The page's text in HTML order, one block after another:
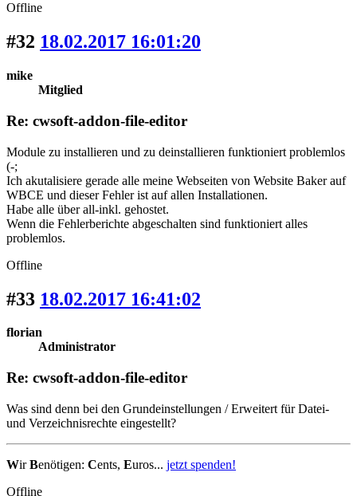
Offline
#32 18.02.2017 16:01:20
mike
Mitglied
Re: cwsoft-addon-file-editor
Module zu installieren und zu deinstallieren funktioniert problemlos
(-;
Ich akutalisiere gerade alle meine Webseiten von Website Baker auf
WBCE und dieser Fehler ist auf allen Installationen.
Habe alle über all-inkl. gehostet.
Wenn die Fehlerberichte abgeschalten sind funktioniert alles
problemlos.
Offline
#33 18.02.2017 16:41:02
florian
Administrator
Re: cwsoft-addon-file-editor
Was sind denn bei den Grundeinstellungen / Erweitert für Datei-
und Verzeichnisrechte eingestellt?
WirBenötigen: Cents, Euros... jetzt spenden!
Offline